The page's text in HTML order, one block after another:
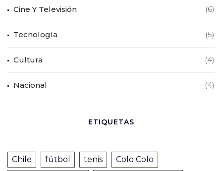
Cine Y Televisión (6)
Tecnología (5)
Cultura (4)
Nacional (4)
ETIQUETAS
Chile fútbol tenis
Colo Colo